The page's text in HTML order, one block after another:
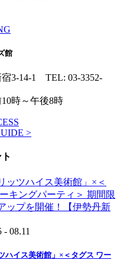
館
宿3-14-1 TEL: 03-3352-
時～午後8時
>
- 08.11
ハイス美術館」×＜タグス ワー